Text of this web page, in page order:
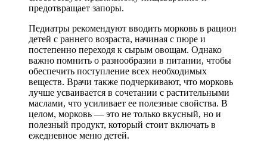
предотвращает запоры.
Педиатры рекомендуют вводить морковь в рацион
детей с раннего возраста, начиная с пюре и
постепенно переходя к сырым овощам. Однако
важно помнить о разнообразии в питании, чтобы
обеспечить поступление всех необходимых
веществ. Врачи также подчеркивают, что морковь
лучше усваивается в сочетании с растительными
маслами, что усиливает ее полезные свойства. В
целом, морковь — это не только вкусный, но и
полезный продукт, который стоит включать в
ежедневное меню детей.